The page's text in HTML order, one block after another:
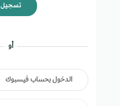
تسجيل
أو
الدخول بحساب فيسبوك